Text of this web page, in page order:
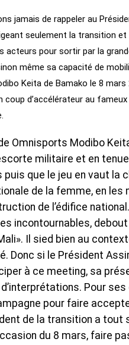
jamais de rappeler au
seulement la transition
acteurs pour sortir par la
même sa capacité de
Keita de Bamako le 8
coup d’accélérateur au
Omnisports Modibo
militaire et en
que le jeu en vaut la
de la femme, en
de l’édifice
incontournables,
Il sied bien au
Donc si le Président
à ce meeting, sa
Pour
pour faire
de la transition a tout
du 8 mars, faire